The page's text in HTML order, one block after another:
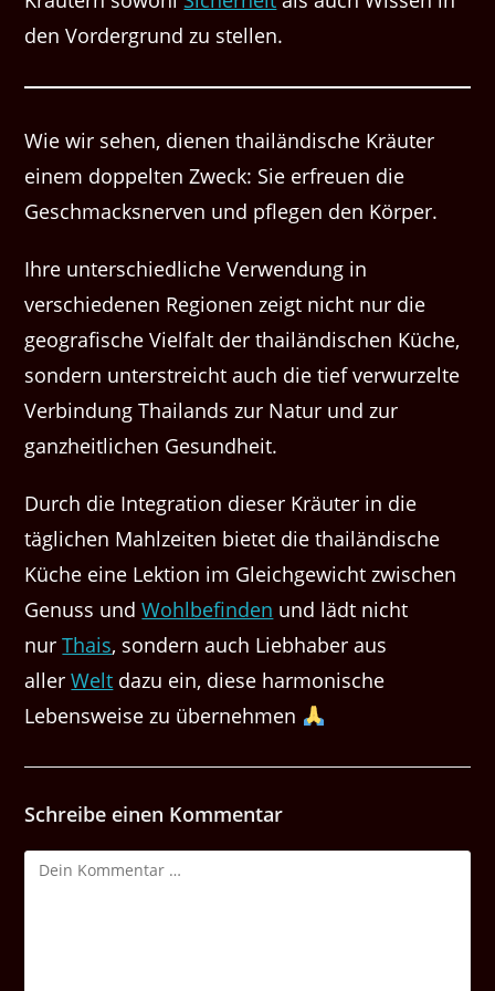
den Vordergrund zu stellen.
Wie wir sehen, dienen thailändische Kräuter
einem doppelten Zweck: Sie erfreuen die
Geschmacksnerven und pflegen den Körper.
Ihre unterschiedliche Verwendung in
verschiedenen Regionen zeigt nicht nur die
geografische Vielfalt der thailändischen Küche,
sondern unterstreicht auch die tief verwurzelte
Verbindung Thailands zur Natur und zur
ganzheitlichen Gesundheit.
Durch die Integration dieser Kräuter in die
täglichen Mahlzeiten bietet die thailändische
Küche eine Lektion im Gleichgewicht zwischen
Genuss undWohlbefinden und lädt nicht
nurThais, sondern auch Liebhaber aus
allerWelt dazu ein, diese harmonische
Lebensweise zu übernehmen
Schreibe einen Kommentar
Kommentar